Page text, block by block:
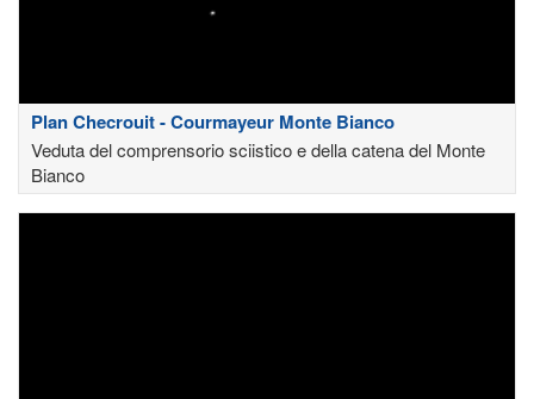
Plan Checrouit - Courmayeur Monte Bianco
Veduta del comprensorio sciistico e della catena del Monte
Bianco